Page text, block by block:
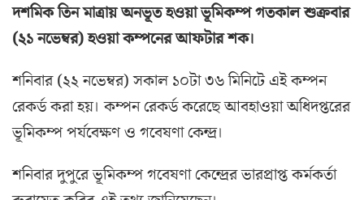
দশমিক তিন মাত্রায় অনভূত হওয়া ভূমিকম্প গতকাল শুক্রবার
(২১ নভেম্বর) হওয়া কম্পনের আফটার শক।
শনিবার (২২ নভেম্বর) সকাল ১০টা ৩৬ মিনিটে এই কম্পন
রেকর্ড করা হয়। কম্পন রেকর্ড করেছে আবহাওয়া অধিদপ্তরের
ভূমিকম্প পর্যবেক্ষণ ও গবেষণা কেন্দ্র।
শনিবার দুপুরে ভূমিকম্প গবেষণা কেন্দ্রের ভারপ্রাপ্ত কর্মকর্তা